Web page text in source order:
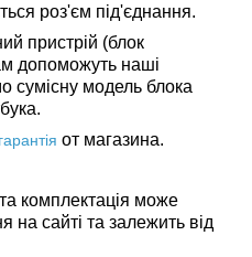
роз'єм під'єднання.
пристрій (блок
допоможуть наші
сумісну модель блока
гарантія от магазина.
комплектація може
на сайті та залежить від